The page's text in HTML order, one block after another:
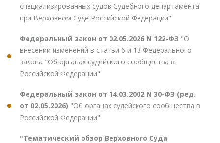
специализированных судов Судебного департамента
при Верховном Суде Российской Федерации"
Федеральный закон от 02.05.2026 N 122-ФЗ "О
внесении изменений в статьи 6 и 13 Федерального
закона "Об органах судейского сообщества в
Российской Федерации"
Федеральный закон от 14.03.2002 N 30-ФЗ (ред.
от 02.05.2026) "Об органах судейского сообщества в
Российской Федерации"
"Тематический обзор Верховного Суда